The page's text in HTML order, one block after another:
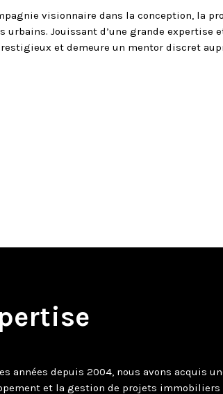
visionnaire dans la conception, la
Jouissant d’une grande expertise
et demeure un mentor discret
années depuis 2004, nous avons acquis
et la gestion de projets immobiliers